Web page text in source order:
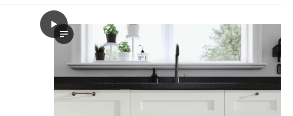
play
La vidéo présente une démonstration d’une armoire murale,
METOD Élément mural horizontal, blanc Enköping/blanc effet bois, 40x40